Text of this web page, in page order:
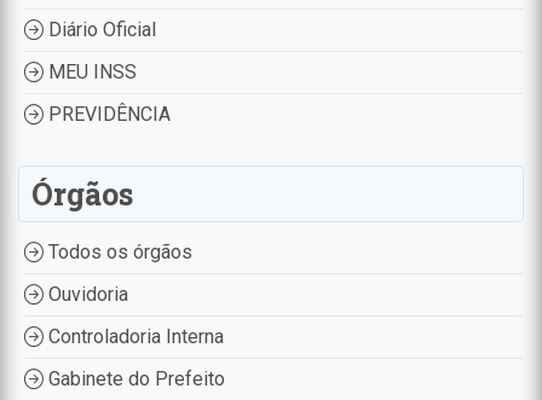
Diário Oficial
MEU INSS
PREVIDÊNCIA
Órgãos
Todos os órgãos
Ouvidoria
Controladoria Interna
Gabinete do Prefeito